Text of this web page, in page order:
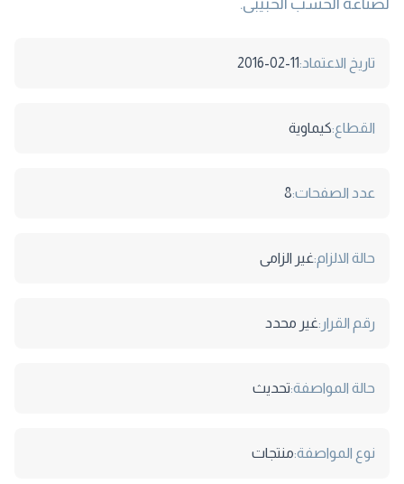
لصناعة الخشب الحبيبى.
تاريخ الاعتماد:2016-02-11
القطاع:كيماوية
عدد الصفحات:8
حالة الالزام:غير الزامى
رقم القرار:غير محدد
حالة المواصفة:تحديث
نوع المواصفة:منتجات